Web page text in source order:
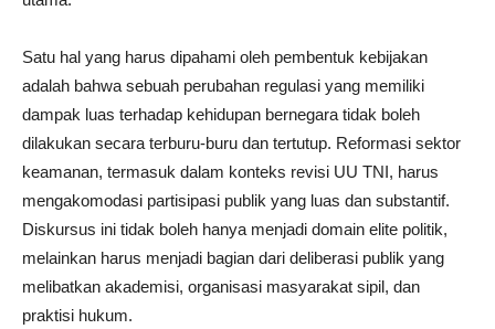
Satu hal yang harus dipahami oleh pembentuk kebijakan
adalah bahwa sebuah perubahan regulasi yang memiliki
dampak luas terhadap kehidupan bernegara tidak boleh
dilakukan secara terburu-buru dan tertutup. Reformasi sektor
keamanan, termasuk dalam konteks revisi UU TNI, harus
mengakomodasi partisipasi publik yang luas dan substantif.
Diskursus ini tidak boleh hanya menjadi domain elite politik,
melainkan harus menjadi bagian dari deliberasi publik yang
melibatkan akademisi, organisasi masyarakat sipil, dan
praktisi hukum.